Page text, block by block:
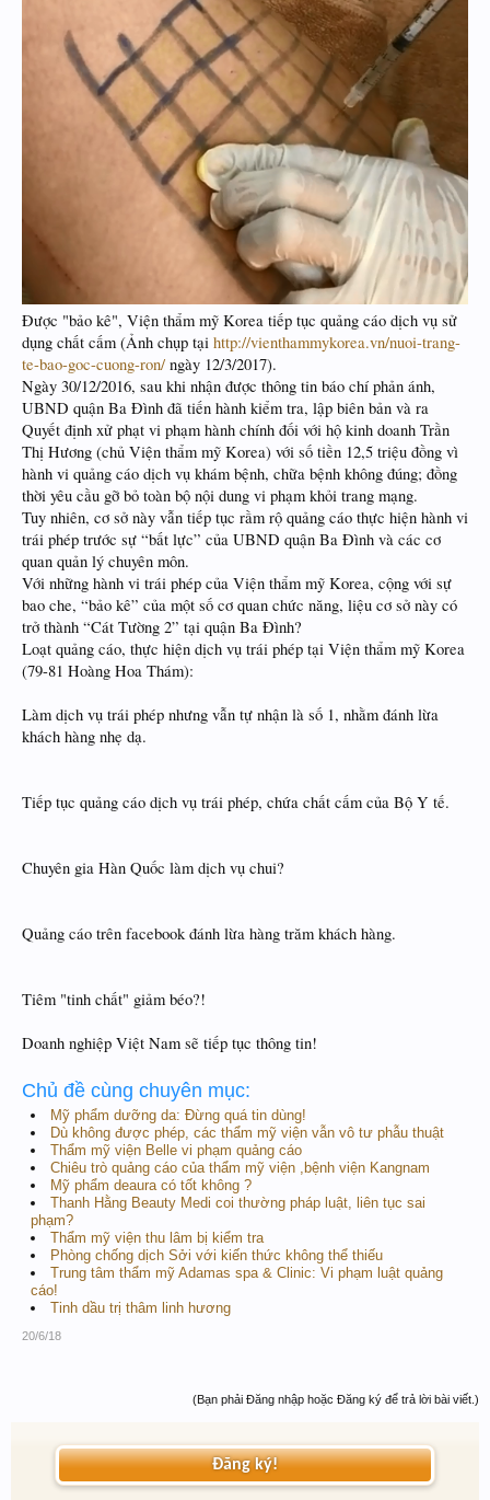
Được "bảo kê", Viện thẩm mỹ Korea tiếp tục quảng cáo dịch vụ sử
dụng chất cấm (Ảnh chụp tại http://vienthammykorea.vn/nuoi-trang-
te-bao-goc-cuong-ron/ ngày 12/3/2017).
Ngày 30/12/2016, sau khi nhận được thông tin báo chí phản ánh,
UBND quận Ba Đình đã tiến hành kiểm tra, lập biên bản và ra
Quyết định xử phạt vi phạm hành chính đối với hộ kinh doanh Trần
Thị Hương (chủ Viện thẩm mỹ Korea) với số tiền 12,5 triệu đồng vì
hành vi quảng cáo dịch vụ khám bệnh, chữa bệnh không đúng; đồng
thời yêu cầu gỡ bỏ toàn bộ nội dung vi phạm khỏi trang mạng.
Tuy nhiên, cơ sở này vẫn tiếp tục rầm rộ quảng cáo thực hiện hành vi
trái phép trước sự “bất lực” của UBND quận Ba Đình và các cơ
quan quản lý chuyên môn.
Với những hành vi trái phép của Viện thẩm mỹ Korea, cộng với sự
bao che, “bảo kê” của một số cơ quan chức năng, liệu cơ sở này có
trở thành “Cát Tường 2” tại quận Ba Đình?
Loạt quảng cáo, thực hiện dịch vụ trái phép tại Viện thẩm mỹ Korea
(79-81 Hoàng Hoa Thám):
Làm dịch vụ trái phép nhưng vẫn tự nhận là số 1, nhằm đánh lừa
khách hàng nhẹ dạ.
Tiếp tục quảng cáo dịch vụ trái phép, chứa chất cấm của Bộ Y tế.
Chuyên gia Hàn Quốc làm dịch vụ chui?
Quảng cáo trên facebook đánh lừa hàng trăm khách hàng.
Tiêm "tinh chất" giảm béo?!
Doanh nghiệp Việt Nam sẽ tiếp tục thông tin!
Chủ đề cùng chuyên mục:
Mỹ phẩm dưỡng da: Đừng quá tin dùng!
Dù không được phép, các thẩm mỹ viện vẫn vô tư phẫu thuật
Thẩm mỹ viện Belle vi phạm quảng cáo
Chiêu trò quảng cáo của thẩm mỹ viện ,bệnh viện Kangnam
Mỹ phẩm deaura có tốt không ?
Thanh Hằng Beauty Medi coi thường pháp luật, liên tục sai
phạm?
Thẩm mỹ viện thu lâm bị kiểm tra
Phòng chống dịch Sởi với kiến thức không thể thiếu
Trung tâm thẩm mỹ Adamas spa & Clinic: Vi phạm luật quảng
cáo!
Tinh dầu trị thâm linh hương
20/6/18
(Bạn phải Đăng nhập hoặc Đăng ký để trả lời bài viết.)
Đăng ký!